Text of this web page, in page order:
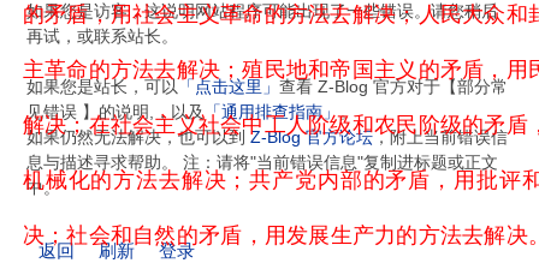
的矛盾，用社会主义革命的方法去解决；人民大众和
主革命的方法去解决；殖民地和帝国主义的矛盾，用
解决；在社会主义社会中工人阶级和农民阶级的矛盾
机械化的方法去解决；共产党内部的矛盾，用批评
决；社会和自然的矛盾，用发展生产力的方法去解
如果您是访客，这说明网站程序可能出现了一些错误。请您稍后
再试，或联系站长。
如果您是站长，可以 「点击这里」查看 Z-Blog 官方对于【部分常
见错误 】的说明,，以及 「通用排查指南」。
如果仍然无法解决，也可以到Z-Blog 官方论坛，附上当前错误信
息与描述寻求帮助。 注：请将"当前错误信息"复制进标题或正文
中。
返回 刷新 登录